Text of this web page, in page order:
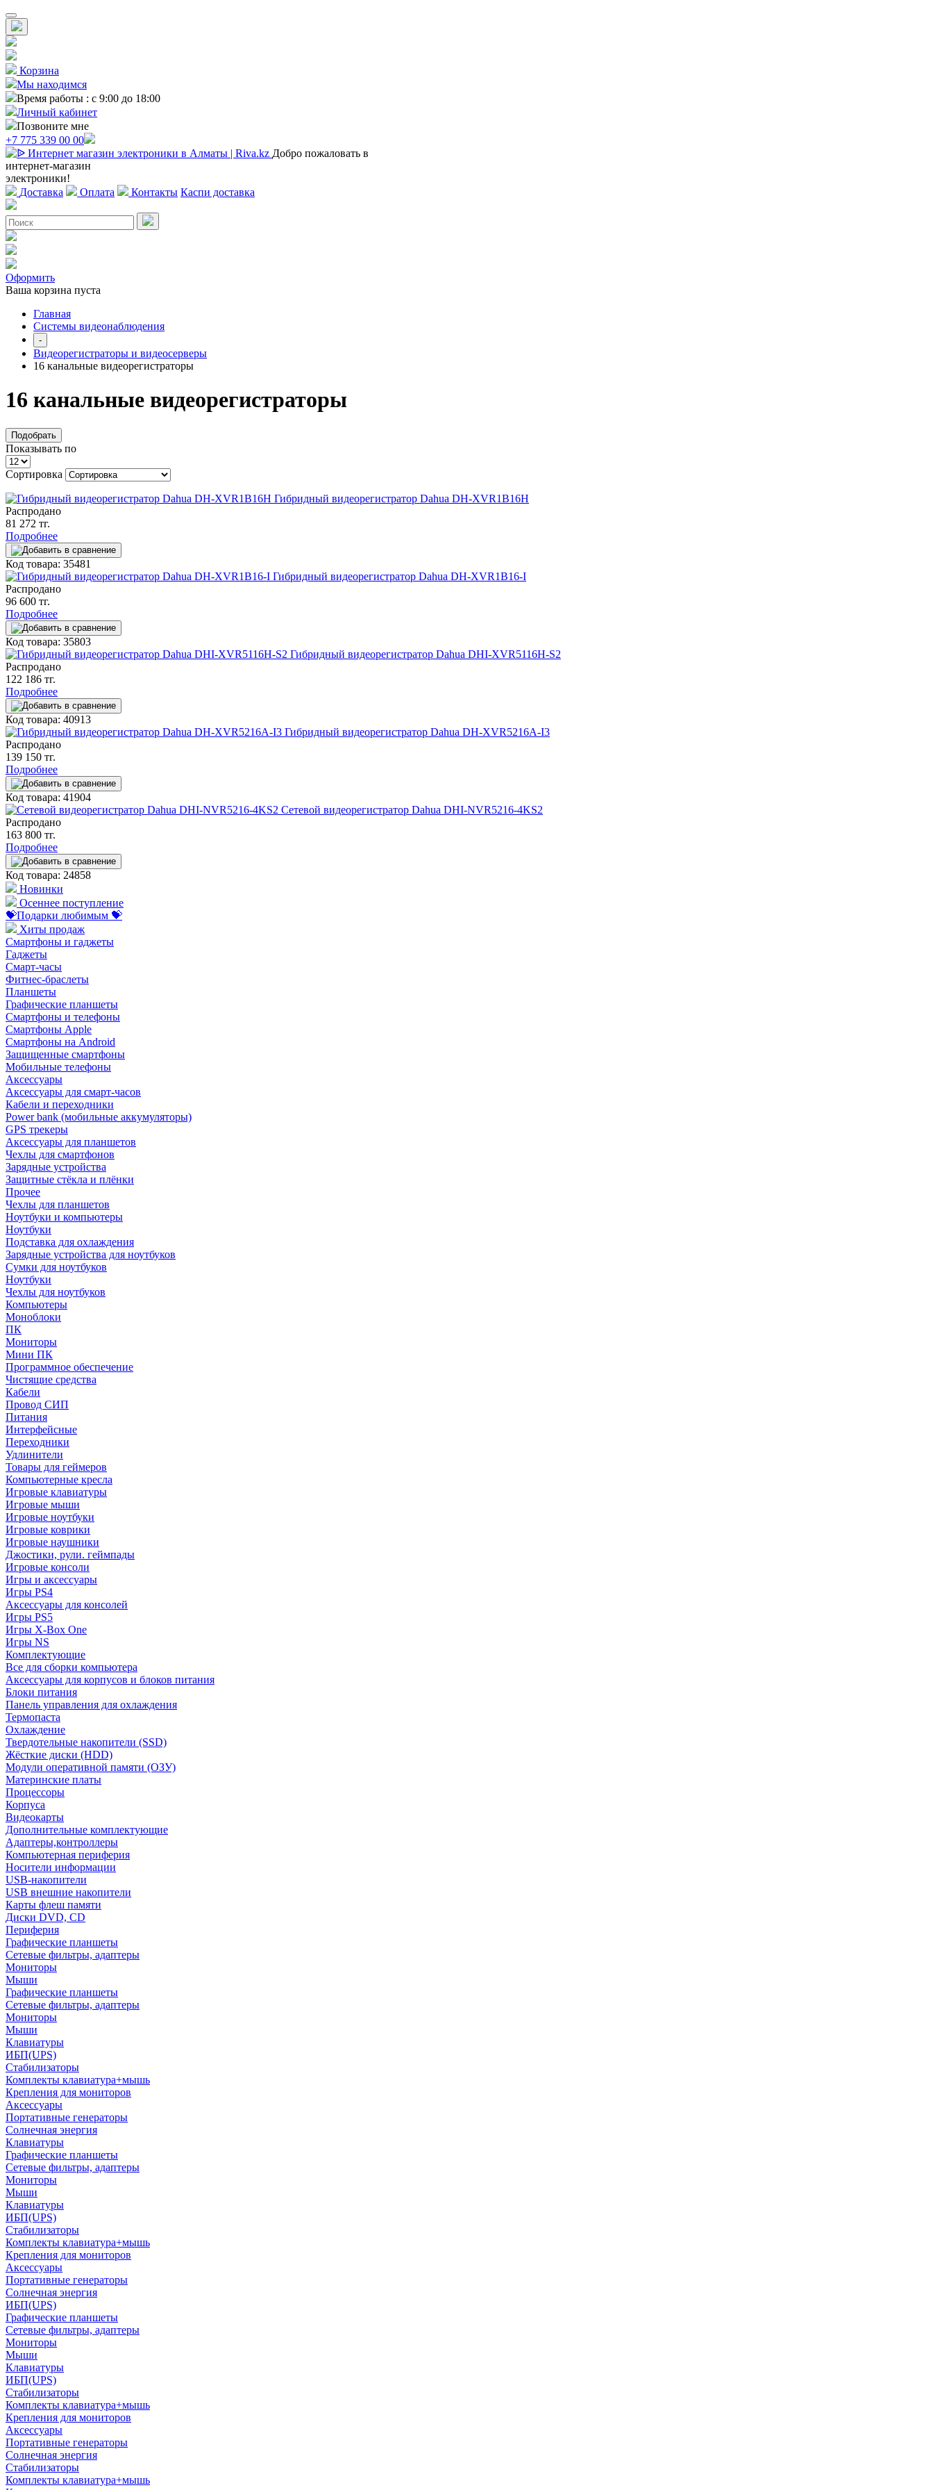
Корзина
Мы находимся
Время работы : с 9:00 до 18:00
Личный кабинет
Позвоните мне
+7 775 339 00 00
Добро пожаловать в
интернет-магазин
электроники!
Доставка
Оплата Контакты Каспи доставка
Оформить
Ваша корзина пуста
Главная
Системы видеонаблюдения
-
Видеорегистраторы и видеосерверы
16 канальные видеорегистраторы
16 канальные видеорегистраторы
Подобрать
Показывать по
Сортировка
Гибридный видеорегистратор Dahua DH-XVR1B16H
Распродано
81 272 тг.
Подробнее
Код товара: 35481
Гибридный видеорегистратор Dahua DH-XVR1B16-I
Распродано
96 600 тг.
Подробнее
Код товара: 35803
Гибридный видеорегистратор Dahua DHI-XVR5116H-S2
Распродано
122 186 тг.
Подробнее
Код товара: 40913
Гибридный видеорегистратор Dahua DH-XVR5216A-I3
Распродано
139 150 тг.
Подробнее
Код товара: 41904
Сетевой видеорегистратор Dahua DHI-NVR5216-4KS2
Распродано
163 800 тг.
Подробнее
Код товара: 24858
Новинки
Осеннее поступление
💝Подарки любимым 💝
Хиты продаж
Смартфоны и гаджеты
Гаджеты
Смарт-часы
Фитнес-браслеты
Планшеты
Графические планшеты
Смартфоны и телефоны
Смартфоны Apple
Смартфоны на Android
Защищенные смартфоны
Мобильные телефоны
Аксессуары
Аксессуары для смарт-часов
Кабели и переходники
Power bank (мобильные аккумуляторы)
GPS трекеры
Аксессуары для планшетов
Чехлы для смартфонов
Зарядные устройства
Защитные стёкла и плёнки
Прочее
Чехлы для планшетов
Ноутбуки и компьютеры
Ноутбуки
Подставка для охлаждения
Зарядные устройства для ноутбуков
Сумки для ноутбуков
Ноутбуки
Чехлы для ноутбуков
Компьютеры
Моноблоки
ПК
Мониторы
Мини ПК
Программное обеспечение
Чистящие средства
Кабели
Провод СИП
Питания
Интерфейсные
Переходники
Удлинители
Товары для геймеров
Компьютерные кресла
Игровые клавиатуры
Игровые мыши
Игровые ноутбуки
Игровые коврики
Игровые наушники
Джостики, рули. геймпады
Игровые консоли
Игры и аксессуары
Игры PS4
Аксессуары для консолей
Игры PS5
Игры X-Box One
Игры NS
Комплектующие
Все для сборки компьютера
Аксессуары для корпусов и блоков питания
Блоки питания
Панель управления для охлаждения
Термопаста
Охлаждение
Твердотельные накопители (SSD)
Жёсткие диски (HDD)
Модули оперативной памяти (ОЗУ)
Материнские платы
Процессоры
Корпуса
Видеокарты
Дополнительные комплектующие
Адаптеры,контроллеры
Компьютерная периферия
Носители информации
USB-накопители
USB внешние накопители
Карты флеш памяти
Диски DVD, CD
Периферия
Графические планшеты
Сетевые фильтры, адаптеры
Мониторы
Мыши
Графические планшеты
Сетевые фильтры, адаптеры
Мониторы
Мыши
Клавиатуры
ИБП(UPS)
Стабилизаторы
Комплекты клавиатура+мышь
Крепления для мониторов
Аксессуары
Портативные генераторы
Солнечная энергия
Клавиатуры
Графические планшеты
Сетевые фильтры, адаптеры
Мониторы
Мыши
Клавиатуры
ИБП(UPS)
Стабилизаторы
Комплекты клавиатура+мышь
Крепления для мониторов
Аксессуары
Портативные генераторы
Солнечная энергия
ИБП(UPS)
Графические планшеты
Сетевые фильтры, адаптеры
Мониторы
Мыши
Клавиатуры
ИБП(UPS)
Стабилизаторы
Комплекты клавиатура+мышь
Крепления для мониторов
Аксессуары
Портативные генераторы
Солнечная энергия
Стабилизаторы
Комплекты клавиатура+мышь